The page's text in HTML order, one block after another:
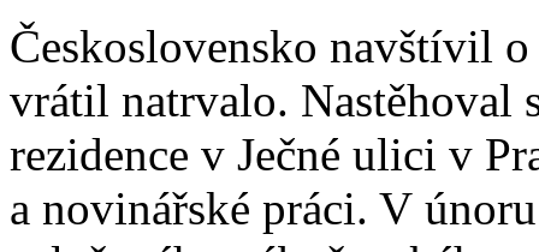
Československo navštívil
vrátil natrvalo. Nastěhoval
rezidence v Ječné ulici v
a novinářské práci. V